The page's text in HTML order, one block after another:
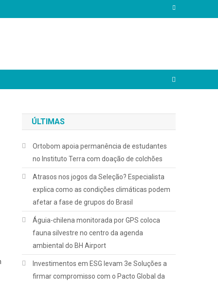
ÚLTIMAS
Ortobom apoia permanência de estudantes
no Instituto Terra com doação de colchões
Atrasos nos jogos da Seleção? Especialista
explica como as condições climáticas podem
afetar a fase de grupos do Brasil
Águia-chilena monitorada por GPS coloca
fauna silvestre no centro da agenda
ambiental do BH Airport
Investimentos em ESG levam 3e Soluções a
firmar compromisso com o Pacto Global da